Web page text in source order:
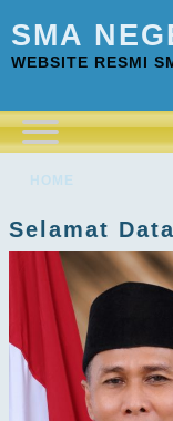
SMA
WEBSITE RESMI
HOME
Selamat